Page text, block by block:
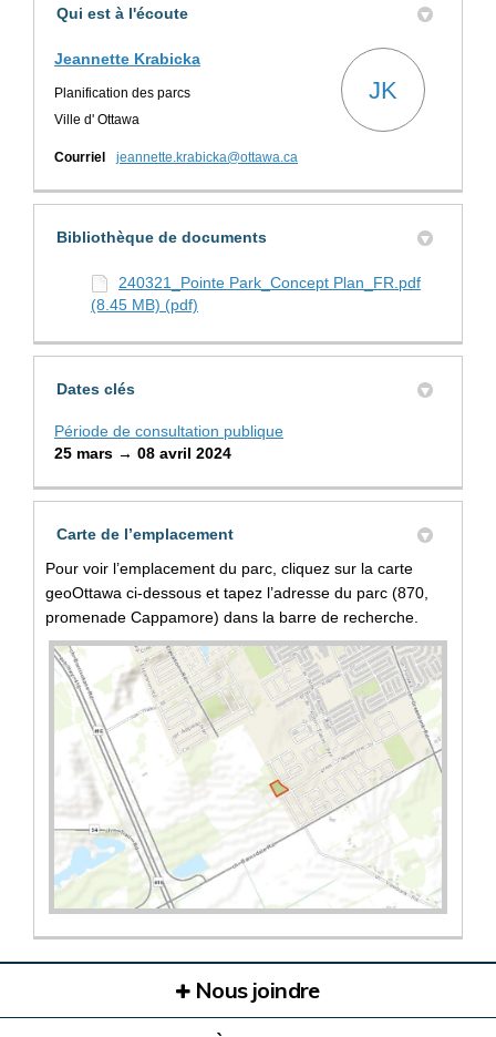
Qui est à l'écoute
Jeannette Krabicka
Planification des parcs
Ville d' Ottawa
JK
Courriel jeannette.krabicka@ottawa.ca
Bibliothèque de documents
240321_Pointe Park_Concept Plan_FR.pdf
(8.45 MB) (pdf)
Dates clés
Période de consultation publique
25 mars → 08 avril 2024
Carte de l’emplacement
Pour voir l’emplacement du parc, cliquez sur la carte
geoOttawa ci-dessous et tapez l’adresse du parc (870,
promenade Cappamore) dans la barre de recherche.
Nous joindre